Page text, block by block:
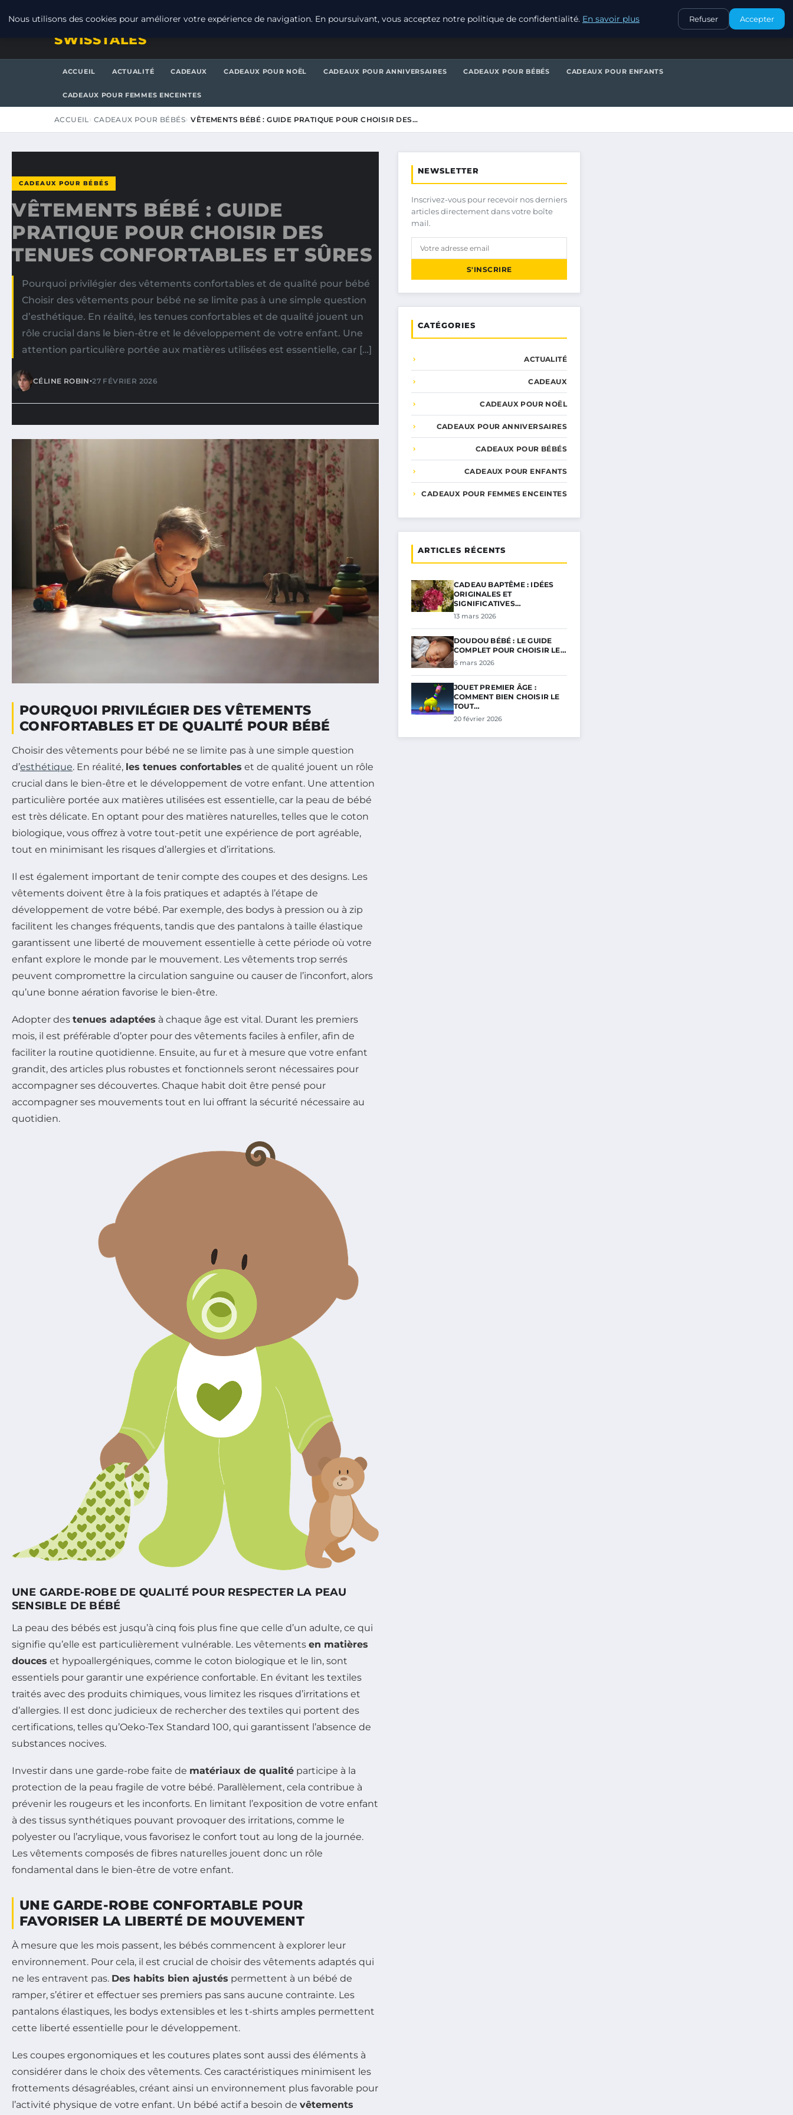
CONTACT
SWISSTALES
ACCUEIL ACTUALITÉ CADEAUX CADEAUX POUR NOËL CADEAUX POUR ANNIVERSAIRES CADEAUX POUR BÉBÉS CADEAUX POUR ENFANTS
CADEAUX POUR FEMMES ENCEINTES
ACCUEIL CADEAUX POUR BÉBÉS VÊTEMENTS BÉBÉ : GUIDE PRATIQUE POUR CHOISIR DES…
CADEAUX POUR BÉBÉS
VÊTEMENTS BÉBÉ : GUIDE
PRATIQUE POUR CHOISIR DES
TENUES CONFORTABLES ET SÛRES
Pourquoi privilégier des vêtements confortables et de qualité pour bébé
Choisir des vêtements pour bébé ne se limite pas à une simple question
d’esthétique. En réalité, les tenues confortables et de qualité jouent un
rôle crucial dans le bien-être et le développement de votre enfant. Une
attention particulière portée aux matières utilisées est essentielle, car […]
CÉLINE ROBIN•27 FÉVRIER 2026
POURQUOI PRIVILÉGIER DES VÊTEMENTS
CONFORTABLES ET DE QUALITÉ POUR BÉBÉ
Choisir des vêtements pour bébé ne se limite pas à une simple question
d’esthétique. En réalité, les tenues confortables et de qualité jouent un rôle
crucial dans le bien-être et le développement de votre enfant. Une attention
particulière portée aux matières utilisées est essentielle, car la peau de bébé
est très délicate. En optant pour des matières naturelles, telles que le coton
biologique, vous offrez à votre tout-petit une expérience de port agréable,
tout en minimisant les risques d’allergies et d’irritations.
Il est également important de tenir compte des coupes et des designs. Les
vêtements doivent être à la fois pratiques et adaptés à l’étape de
développement de votre bébé. Par exemple, des bodys à pression ou à zip
facilitent les changes fréquents, tandis que des pantalons à taille élastique
garantissent une liberté de mouvement essentielle à cette période où votre
enfant explore le monde par le mouvement. Les vêtements trop serrés
peuvent compromettre la circulation sanguine ou causer de l’inconfort, alors
qu’une bonne aération favorise le bien-être.
Adopter des tenues adaptées à chaque âge est vital. Durant les premiers
mois, il est préférable d’opter pour des vêtements faciles à enfiler, afin de
faciliter la routine quotidienne. Ensuite, au fur et à mesure que votre enfant
grandit, des articles plus robustes et fonctionnels seront nécessaires pour
accompagner ses découvertes. Chaque habit doit être pensé pour
accompagner ses mouvements tout en lui offrant la sécurité nécessaire au
quotidien.
UNE GARDE-ROBE DE QUALITÉ POUR RESPECTER LA PEAU
SENSIBLE DE BÉBÉ
La peau des bébés est jusqu’à cinq fois plus fine que celle d’un adulte, ce qui
signifie qu’elle est particulièrement vulnérable. Les vêtements en matières
douces et hypoallergéniques, comme le coton biologique et le lin, sont
essentiels pour garantir une expérience confortable. En évitant les textiles
traités avec des produits chimiques, vous limitez les risques d’irritations et
d’allergies. Il est donc judicieux de rechercher des textiles qui portent des
certifications, telles qu’Oeko-Tex Standard 100, qui garantissent l’absence de
substances nocives.
Investir dans une garde-robe faite de matériaux de qualité participe à la
protection de la peau fragile de votre bébé. Parallèlement, cela contribue à
prévenir les rougeurs et les inconforts. En limitant l’exposition de votre enfant
à des tissus synthétiques pouvant provoquer des irritations, comme le
polyester ou l’acrylique, vous favorisez le confort tout au long de la journée.
Les vêtements composés de fibres naturelles jouent donc un rôle
fondamental dans le bien-être de votre enfant.
UNE GARDE-ROBE CONFORTABLE POUR
FAVORISER LA LIBERTÉ DE MOUVEMENT
À mesure que les mois passent, les bébés commencent à explorer leur
environnement. Pour cela, il est crucial de choisir des vêtements adaptés qui
ne les entravent pas. Des habits bien ajustés permettent à un bébé de
ramper, s’étirer et effectuer ses premiers pas sans aucune contrainte. Les
pantalons élastiques, les bodys extensibles et les t-shirts amples permettent
cette liberté essentielle pour le développement.
Les coupes ergonomiques et les coutures plates sont aussi des éléments à
considérer dans le choix des vêtements. Ces caractéristiques minimisent les
frottements désagréables, créant ainsi un environnement plus favorable pour
l’activité physique de votre enfant. Un bébé actif a besoin de vêtements
NEWSLETTER
Inscrivez-vous pour recevoir nos derniers
articles directement dans votre boîte
mail.
S'INSCRIRE
CATÉGORIES
ACTUALITÉ
CADEAUX
CADEAUX POUR NOËL
CADEAUX POUR ANNIVERSAIRES
CADEAUX POUR BÉBÉS
CADEAUX POUR ENFANTS
CADEAUX POUR FEMMES ENCEINTES
ARTICLES RÉCENTS
CADEAU BAPTÊME : IDÉES
ORIGINALES ET
SIGNIFICATIVES…
13 mars 2026
DOUDOU BÉBÉ : LE GUIDE
COMPLET POUR CHOISIR LE…
6 mars 2026
JOUET PREMIER ÂGE :
COMMENT BIEN CHOISIR LE
TOUT…
20 février 2026
Nous utilisons des cookies pour améliorer votre expérience de navigation. En poursuivant, vous acceptez notre politique de confidentialité. En savoir plus Refuser Accepter